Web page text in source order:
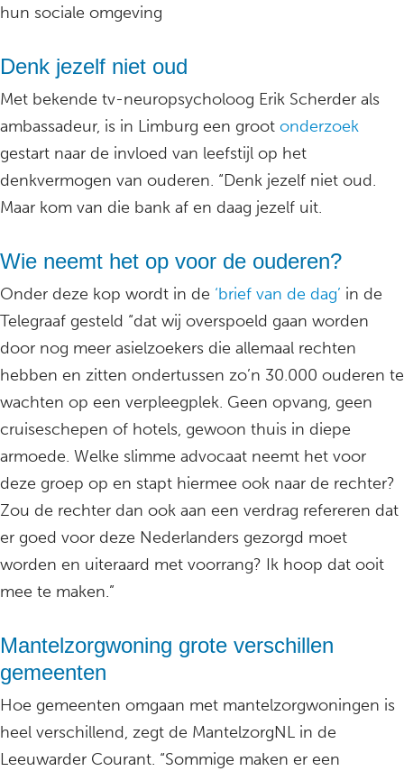
hun sociale omgeving
Denk jezelf niet oud
Met bekende tv-neuropsycholoog Erik Scherder als
ambassadeur, is in Limburg een groot onderzoek
gestart naar de invloed van leefstijl op het
denkvermogen van ouderen. “Denk jezelf niet oud.
Maar kom van die bank af en daag jezelf uit.
Wie neemt het op voor de ouderen?
Onder deze kop wordt in de ‘brief van de dag’ in de
Telegraaf gesteld “dat wij overspoeld gaan worden
door nog meer asielzoekers die allemaal rechten
hebben en zitten ondertussen zo’n 30.000 ouderen te
wachten op een verpleegplek. Geen opvang, geen
cruiseschepen of hotels, gewoon thuis in diepe
armoede. Welke slimme advocaat neemt het voor
deze groep op en stapt hiermee ook naar de rechter?
Zou de rechter dan ook aan een verdrag refereren dat
er goed voor deze Nederlanders gezorgd moet
worden en uiteraard met voorrang? Ik hoop dat ooit
mee te maken.”
Mantelzorgwoning grote verschillen
gemeenten
Hoe gemeenten omgaan met mantelzorgwoningen is
heel verschillend, zegt de MantelzorgNL in de
Leeuwarder Courant. “Sommige maken er een